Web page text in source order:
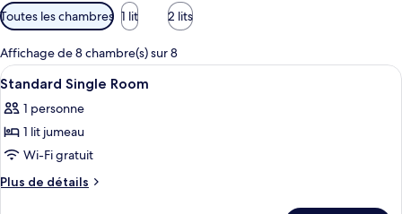
Filtres
disponibles
pour
les
chambres
Toutes les chambres 1 lit 2 lits
Affichage de 8 chambre(s) sur 8
Afficher
toutes
les
photos
pour
ce
Literie hypoallergénique, minibar,
5
Standard Single Room
1 personne
1 lit jumeau
Wi-Fi gratuit
Plus de détails
Plus